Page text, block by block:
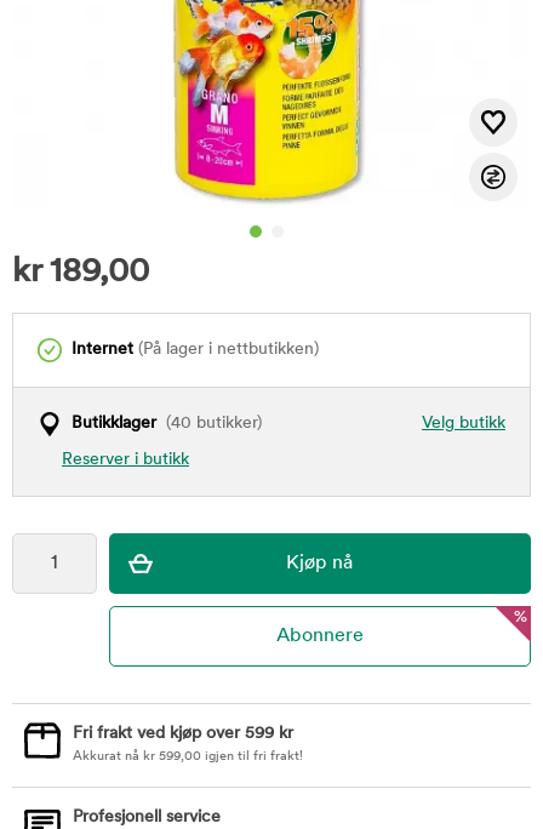
kr189,00
Internet (På lager i nettbutikken)
Velg butikk
Butikklager(40 butikker)
Reserver i butikk
%
Fri frakt ved kjøp over 599 kr
Akkurat nå kr 599,00 igjen til fri frakt!
Profesjonell service